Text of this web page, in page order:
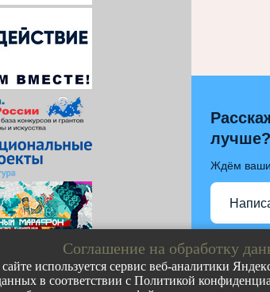
лучше?
Ждём
Соглашение на обработку
используется сервис веб-аналитики
в соответствии с ПолитикойПолное либо